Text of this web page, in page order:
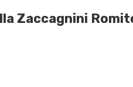
Zaccagnini